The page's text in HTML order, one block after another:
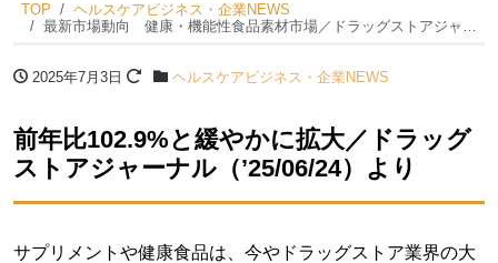
TOP
ヘルスケアビジネス・企業NEWS
最新市場動向 健康・機能性⾷品素材市場／ドラッグストアジャーナル（’25/06/24）より
2025年7月3日 ヘルスケアビジネス・企業NEWS
前年比102.9%と緩やかに拡大／ドラッグ
ストアジャーナル（’25/06/24）より
サプリメントや健康食品は、今やドラッグストア業界の大